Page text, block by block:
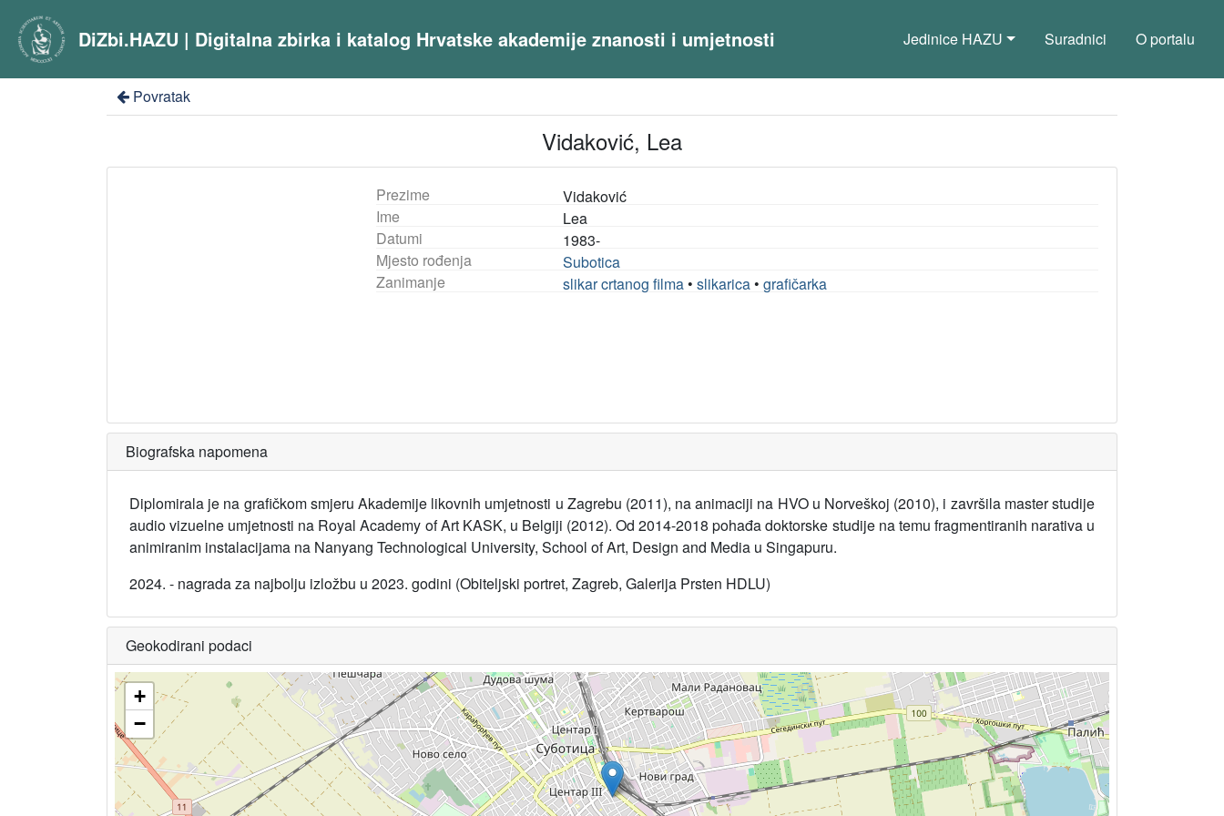
DiZbi.HAZU | Digitalna zbirka i katalog Hrvatske akademije znanosti i umjetnosti Jedinice HAZU Suradnici O portalu
Povratak
Vidaković, Lea
Prezime
Vidaković
Ime
Lea
Datumi
1983-
Mjesto rođenja
Subotica
Zanimanje
slikar crtanog filma •slikarica •grafičarka
Biografska napomena
Diplomirala je na grafičkom smjeru Akademije likovnih umjetnosti u Zagrebu (2011), na animaciji na HVO u Norveškoj (2010), i završila master studije
audio vizuelne umjetnosti na Royal Academy of Art KASK, u Belgiji (2012). Od 2014-2018 pohađa doktorske studije na temu fragmentiranih narativa u
animiranim instalacijama na Nanyang Technological University, School of Art, Design and Media u Singapuru.
2024. - nagrada za najbolju izložbu u 2023. godini (Obiteljski portret, Zagreb, Galerija Prsten HDLU)
Geokodirani podaci
+
−